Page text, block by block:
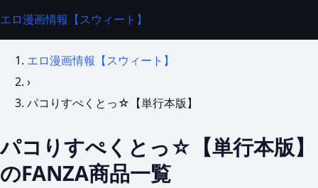
エロ漫画情報【スウィート】
エロ漫画情報【スウィート】
›
パコりすぺくとっ☆【単行本版】
パコりすぺくとっ☆【単行本版】
のFANZA商品一覧